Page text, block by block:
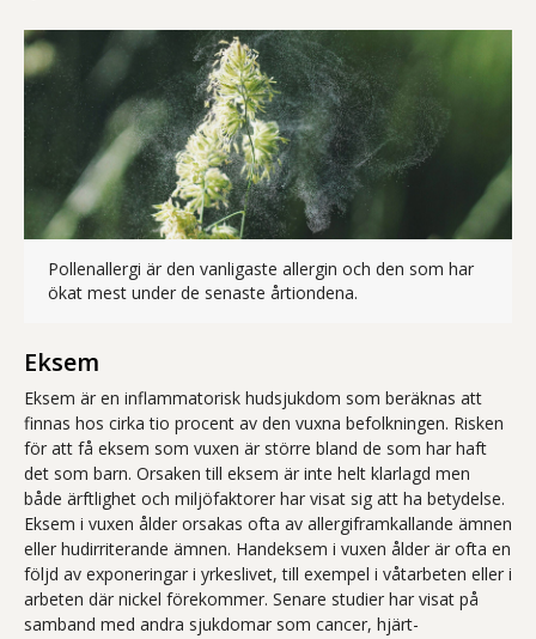
Pollenallergi är den vanligaste allergin och den som har
ökat mest under de senaste årtiondena.
Eksem
Eksem är en inflammatorisk hudsjukdom som beräknas att
finnas hos cirka tio procent av den vuxna befolkningen. Risken
för att få eksem som vuxen är större bland de som har haft
det som barn. Orsaken till eksem är inte helt klarlagd men
både ärftlighet och miljöfaktorer har visat sig att ha betydelse.
Eksem i vuxen ålder orsakas ofta av allergiframkallande ämnen
eller hudirriterande ämnen. Handeksem i vuxen ålder är ofta en
följd av exponeringar i yrkeslivet, till exempel i våtarbeten eller i
arbeten där nickel förekommer. Senare studier har visat på
samband med andra sjukdomar som cancer, hjärt-